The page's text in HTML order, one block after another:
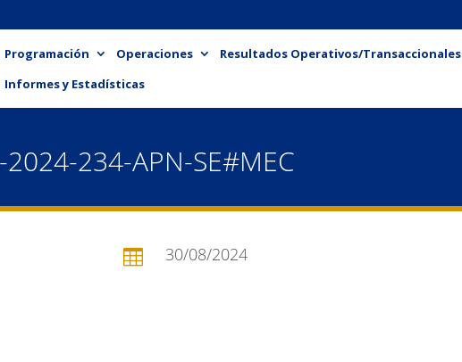
Programación Operaciones Resultados Operativos/Transaccionales
Informes y Estadísticas
2024-234-APN-SE#MEC
 30/08/2024